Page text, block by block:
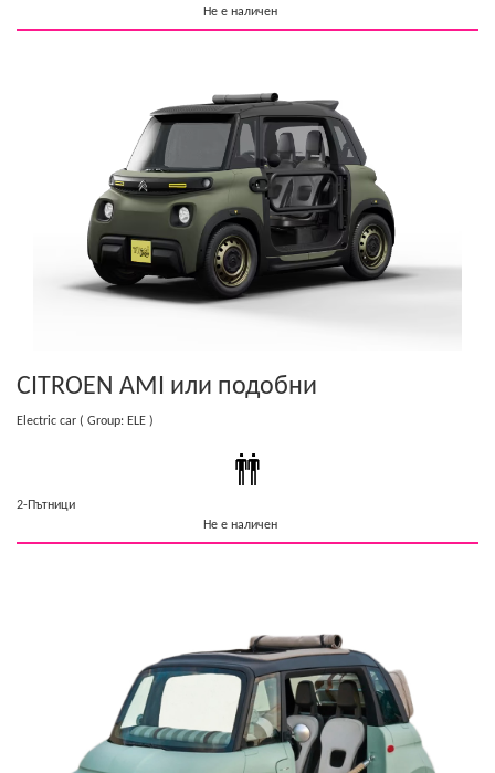
Не е наличен
CITROEN AMI или подобни
Electric car ( Group: ELE )
2-Пътници
Не е наличен